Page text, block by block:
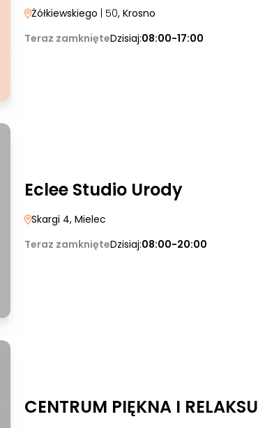
Żółkiewskiego | 50, Krosno
Teraz zamknięteDzisiaj:08:00-17:00
Eclee Studio Urody
Skargi 4, Mielec
Teraz zamknięteDzisiaj:08:00-20:00
CENTRUM PIĘKNA I RELAKSU